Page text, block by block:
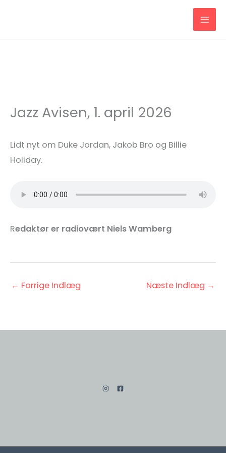
Jazz Avisen, 1. april 2026
Lidt nyt om Duke Jordan, Jakob Bro og Billie
Holiday.
Redaktør er radiovært Niels Wamberg
← Forrige Indlæg Næste Indlæg →